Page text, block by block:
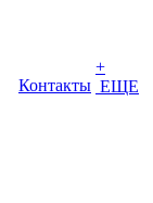
Контакты
+
ЕЩЕ